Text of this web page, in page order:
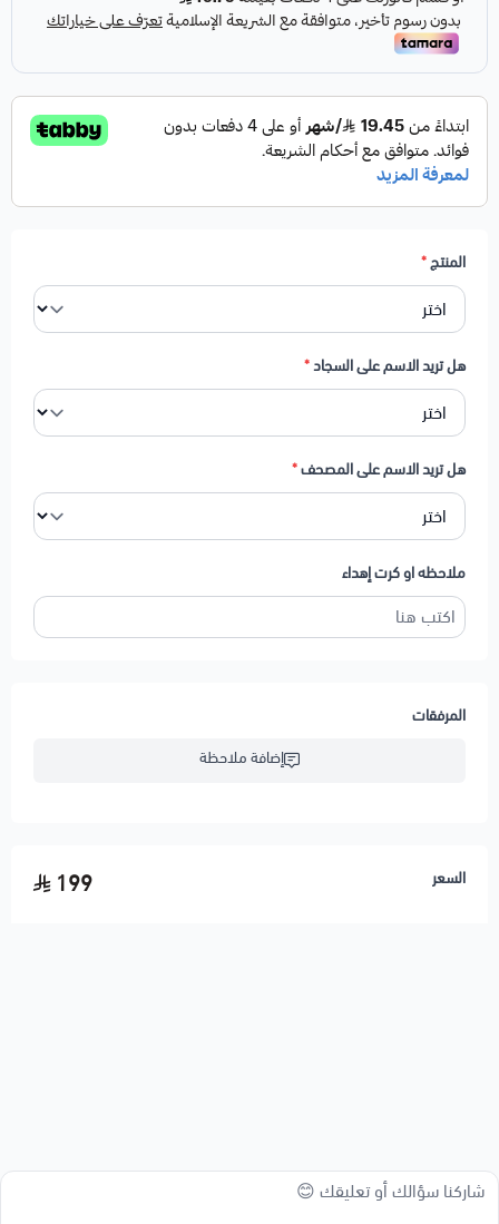
المنتج*
هل تريد الاسم على السجاد*
هل تريد الاسم على المصحف*
ملاحظه او كرت إهداء
المرفقات
إضافة ملاحظة
السعر 199